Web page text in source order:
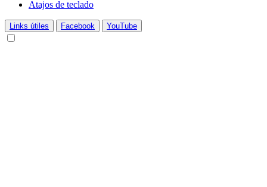
Atajos de teclado
Links útiles Facebook YouTube